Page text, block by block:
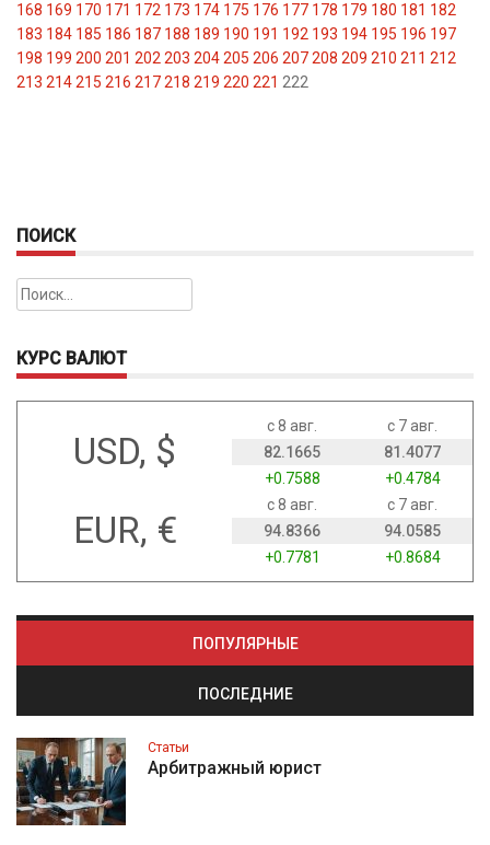
168 169 170 171 172 173 174 175 176 177 178 179 180 181 182
183 184 185 186 187 188 189 190 191 192 193 194 195 196 197
198 199 200 201 202 203 204205 206 207208 209 210 211 212
213 214215 216 217218 219 220 221 222
ПОИСК
Найти:
КУРС ВАЛЮТ
USD, $
с 8 авг.
с 7 авг.
82.1665
81.4077
+0.7588
+0.4784
EUR, €
с 8 авг.
с 7 авг.
94.8366
94.0585
+0.7781
+0.8684
ПОПУЛЯРНЫЕ
ПОСЛЕДНИЕ
Статьи
Арбитражный юрист